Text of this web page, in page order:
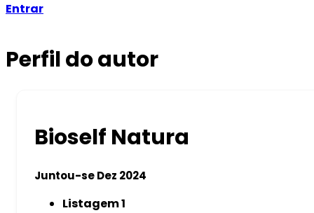
Entrar
Perfil do autor
Bioself Natura
Juntou-se Dez 2024
Listagem1